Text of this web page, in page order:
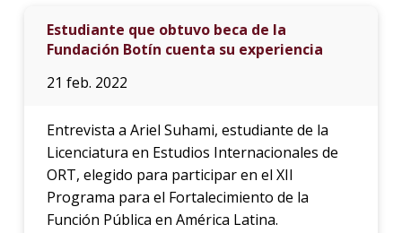
Estudiante que obtuvo beca de la
Fundación Botín cuenta su experiencia
21 feb. 2022
Entrevista a Ariel Suhami, estudiante de la
Licenciatura en Estudios Internacionales de
ORT, elegido para participar en el XII
Programa para el Fortalecimiento de la
Función Pública en América Latina.